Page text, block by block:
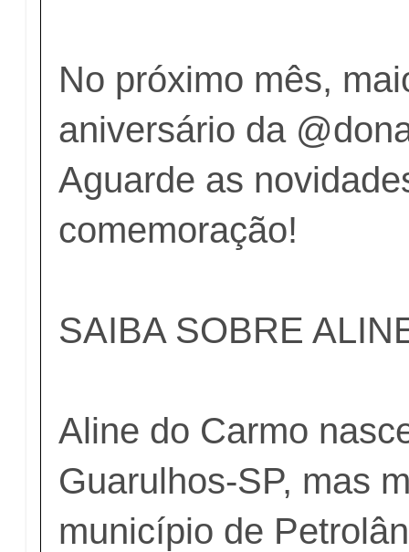
No próximo mês,
aniversário da
Aguarde as
comemoração!
SAIBA SOBRE
Aline do Carmo
Guarulhos-SP, mas
município de